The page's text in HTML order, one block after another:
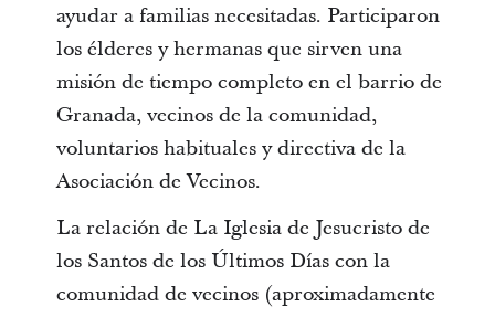
ayudar a familias necesitadas. Participaron
los élderes y hermanas que sirven una
misión de tiempo completo en el barrio de
Granada, vecinos de la comunidad,
voluntarios habituales y directiva de la
Asociación de Vecinos.
La relación de La Iglesia de Jesucristo de
los Santos de los Últimos Días con la
comunidad de vecinos (aproximadamente